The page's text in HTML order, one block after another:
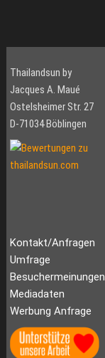
Thailandsun by
Jacques A. Maué
Ostelsheimer Str. 27
D-71034 Böblingen
Kontakt/Anfragen
Umfrage
Besuchermeinungen
Mediadaten
Werbung Anfrage